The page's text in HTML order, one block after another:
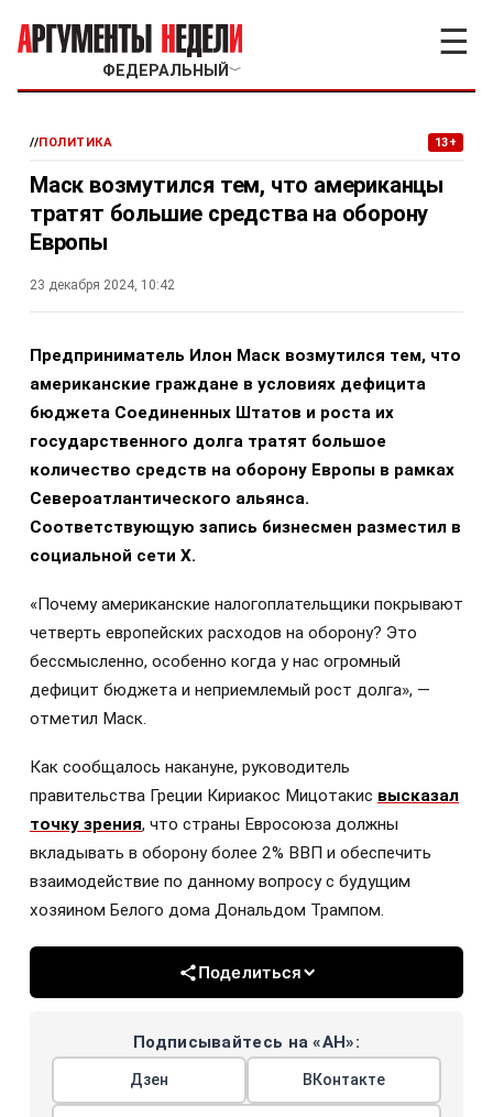
ФЕДЕРАЛЬНЫЙ ﹀
☰
//ПОЛИТИКА 13+
Маск возмутился тем, что американцы
тратят большие средства на оборону
Европы
23 декабря 2024, 10:42
Предприниматель Илон Маск возмутился тем, что
американские граждане в условиях дефицита
бюджета Соединенных Штатов и роста их
государственного долга тратят большое
количество средств на оборону Европы в рамках
Североатлантического альянса.
Соответствующую запись бизнесмен разместил в
социальной сети X.
«Почему американские налогоплательщики покрывают
четверть европейских расходов на оборону? Это
бессмысленно, особенно когда у нас огромный
дефицит бюджета и неприемлемый рост долга», —
отметил Маск.
Как сообщалось накануне, руководитель
правительства Греции Кириакос Мицотакис высказал
точку зрения, что страны Евросоюза должны
вкладывать в оборону более 2% ВВП и обеспечить
взаимодействие по данному вопросу с будущим
хозяином Белого дома Дональдом Трампом.
Поделиться
Подписывайтесь на «АН»:
Дзен ВКонтакте